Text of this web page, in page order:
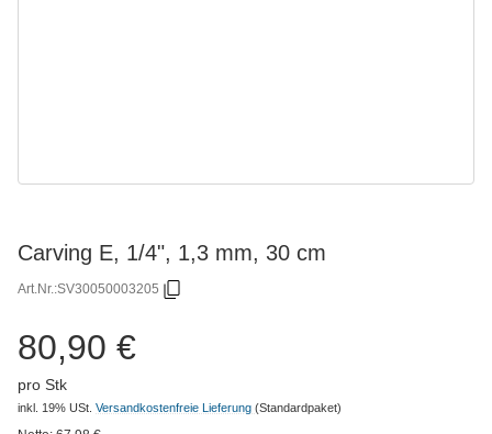
Carving E, 1/4", 1,3 mm, 30 cm
Art.Nr.:SV30050003205
80,90 €
pro Stk
inkl. 19% USt. Versandkostenfreie Lieferung (Standardpaket)